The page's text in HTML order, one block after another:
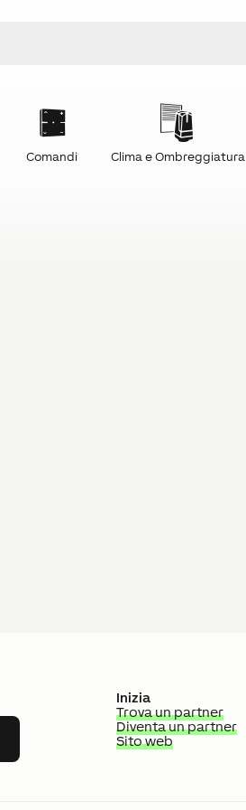
Comandi Clima e Ombreggiatura
Inizia
Trova un partner
Diventa un partner
Sito web